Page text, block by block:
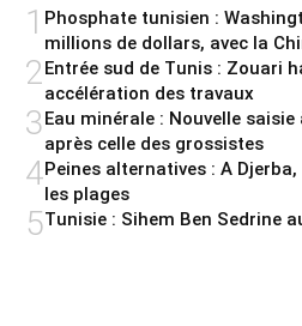
1 Phosphate tunisien :
millions de dollars, avec la
2 Entrée sud de Tunis : Zouari
accélération des travaux
3Eau minérale : Nouvelle
après celle des grossistes
4Peines alternatives : A
les plages
5Tunisie : Sihem Ben Sedrine